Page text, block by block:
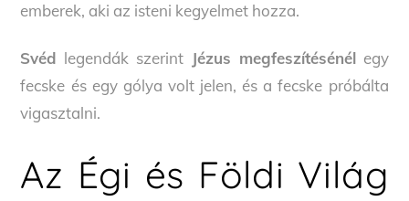
emberek, aki az isteni kegyelmet hozza.
Svéd legendák szerint Jézus megfeszítésénélegy
fecske és egy gólya volt jelen, és a fecske próbálta
vigasztalni.
Az Égi és Földi Világ